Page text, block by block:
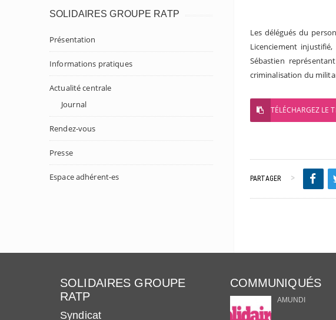
SOLIDAIRES GROUPE RATP
Présentation
Informations pratiques
Actualité centrale
Journal
Rendez-vous
Presse
Espace adhérent-es
Les délégués du
Licenciement
Sébastien
criminalisation du
TÉLÉCHARGEZ LE
PARTAGER
SOLIDAIRES GROUPE
RATP
Syndicat
COMMUNIQUÉS
AMUNDI